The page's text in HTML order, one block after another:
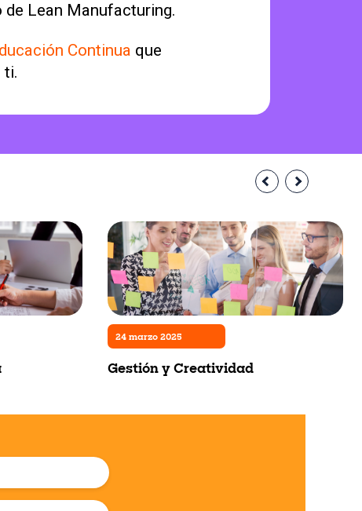
Lean Manufacturing.
Continua que
ti.
24 marzo 2025
Gestión y Creatividad